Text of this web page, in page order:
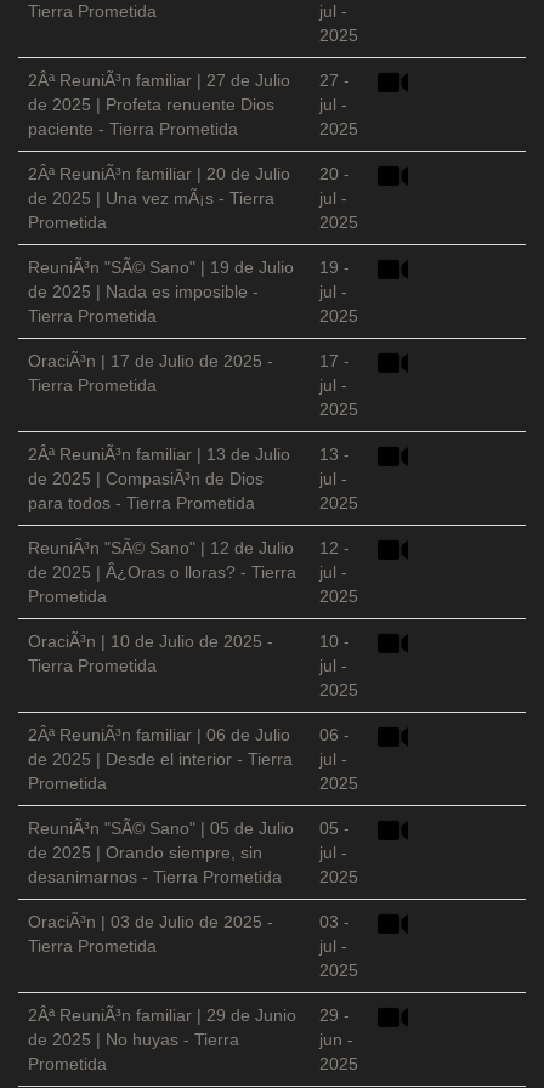
Tierra Prometida
jul -
2025
2Âª ReuniÃ³n familiar | 27 de Julio
de 2025 | Profeta renuente Dios
paciente - Tierra Prometida
27 -
jul -
2025
2Âª ReuniÃ³n familiar | 20 de Julio
de 2025 | Una vez mÃ¡s - Tierra
Prometida
20 -
jul -
2025
ReuniÃ³n "SÃ© Sano" | 19 de Julio
de 2025 | Nada es imposible -
Tierra Prometida
19 -
jul -
2025
OraciÃ³n | 17 de Julio de 2025 -
Tierra Prometida
17 -
jul -
2025
2Âª ReuniÃ³n familiar | 13 de Julio
de 2025 | CompasiÃ³n de Dios
para todos - Tierra Prometida
13 -
jul -
2025
ReuniÃ³n "SÃ© Sano" | 12 de Julio
de 2025 | Â¿Oras o lloras? - Tierra
Prometida
12 -
jul -
2025
OraciÃ³n | 10 de Julio de 2025 -
Tierra Prometida
10 -
jul -
2025
2Âª ReuniÃ³n familiar | 06 de Julio
de 2025 | Desde el interior - Tierra
Prometida
06 -
jul -
2025
ReuniÃ³n "SÃ© Sano" | 05 de Julio
de 2025 | Orando siempre, sin
desanimarnos - Tierra Prometida
05 -
jul -
2025
OraciÃ³n | 03 de Julio de 2025 -
Tierra Prometida
03 -
jul -
2025
2Âª ReuniÃ³n familiar | 29 de Junio
de 2025 | No huyas - Tierra
Prometida
29 -
jun -
2025